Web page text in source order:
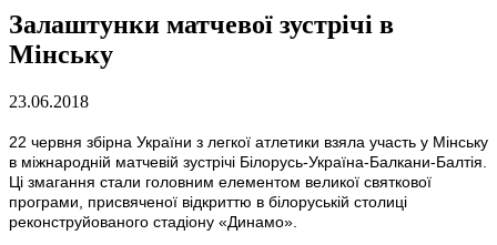
Залаштунки матчевої зустрічі в
Мінську
23.06.2018
22 червня збірна України з легкої атлетики взяла участь у Мінську
в міжнародній матчевій зустрічі Білорусь-Україна-Балкани-Балтія.
Ці змагання стали головним елементом великої святкової
програми, присвяченої відкриттю в білоруській столиці
реконструйованого стадіону «Динамо».